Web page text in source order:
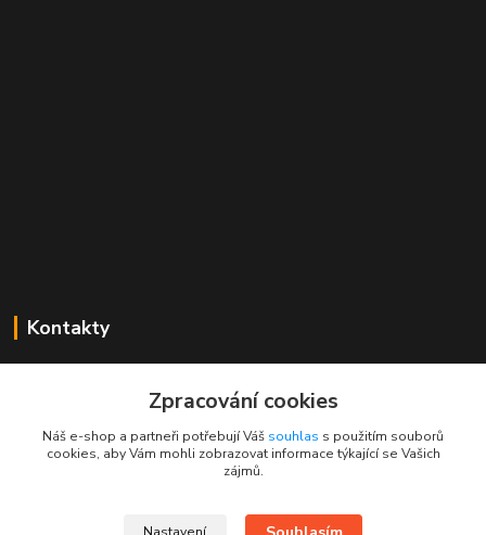
Kontakty
+420 725 613 837
info@rajklubicek.cz
Zpracování cookies
Náš e-shop a partneři potřebují Váš souhlas s použitím souborů
cookies, aby Vám mohli zobrazovat informace týkající se Vašich
zájmů.